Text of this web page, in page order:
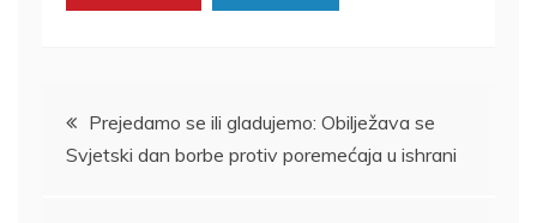
Kretanje
članka
Prejedamo se ili gladujemo: Obilježava se
Svjetski dan borbe protiv poremećaja u ishrani